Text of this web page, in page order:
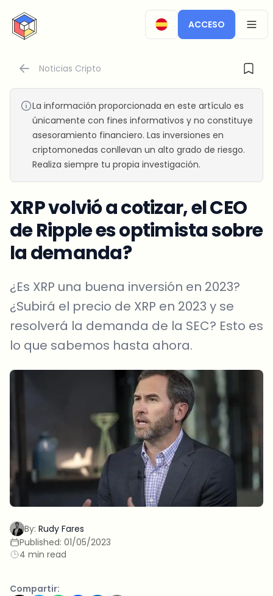
CryptoTicker
ACCESO
Noticias Cripto
La información proporcionada en este artículo es
únicamente con fines informativos y no constituye
asesoramiento financiero. Las inversiones en
criptomonedas conllevan un alto grado de riesgo.
Realiza siempre tu propia investigación.
XRP volvió a cotizar, el CEO
de Ripple es optimista sobre
la demanda?
¿Es XRP una buena inversión en 2023?
¿Subirá el precio de XRP en 2023 y se
resolverá la demanda de la SEC? Esto es
lo que sabemos hasta ahora.
By: Rudy Fares
Published: 01/05/2023
4 min read
Compartir: